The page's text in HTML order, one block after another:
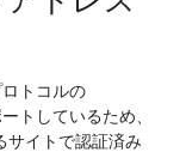
ロトコルの
トしているため、
サイトで認証済み